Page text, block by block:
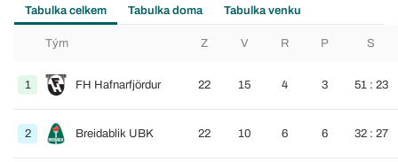
Tabulka celkem Tabulka doma Tabulka venku
Tým Z V R P S
1 FH Hafnarfjördur 22 15 4 3 51 : 23
2 Breidablik UBK 22 10 6 6 32 : 27